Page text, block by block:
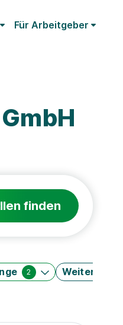
Für Arbeitgeber
finden
2 Weitere Filter